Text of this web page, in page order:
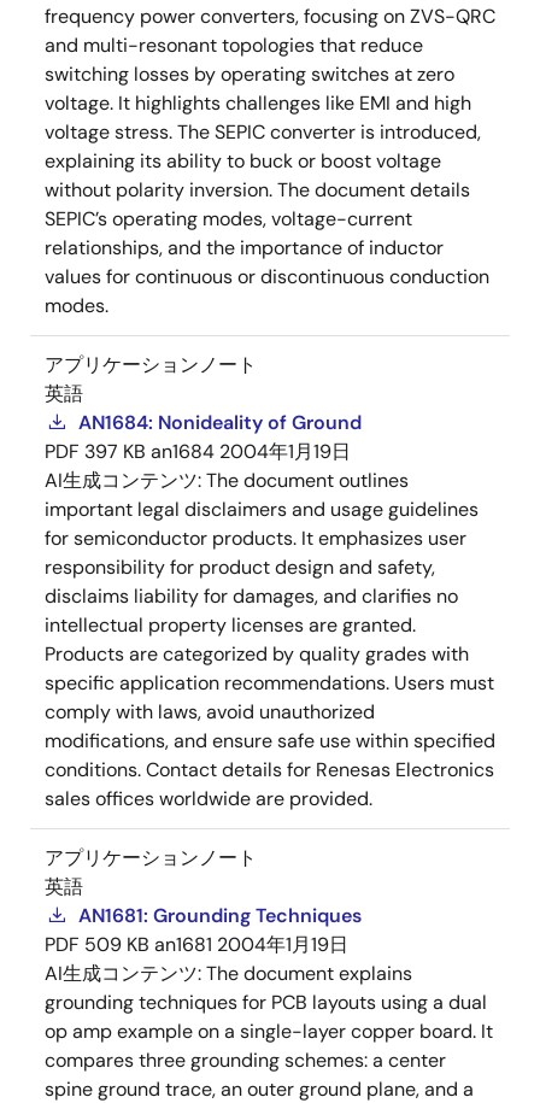
frequency power converters, focusing on ZVS-QRC
and multi-resonant topologies that reduce
switching losses by operating switches at zero
voltage. It highlights challenges like EMI and high
voltage stress. The SEPIC converter is introduced,
explaining its ability to buck or boost voltage
without polarity inversion. The document details
SEPIC’s operating modes, voltage-current
relationships, and the importance of inductor
values for continuous or discontinuous conduction
modes.
アプリケーションノート
英語
AN1684: Nonideality of Ground
PDF 397 KB an1684 2004年1月19日
AI生成コンテンツ:The document outlines
important legal disclaimers and usage guidelines
for semiconductor products. It emphasizes user
responsibility for product design and safety,
disclaims liability for damages, and clarifies no
intellectual property licenses are granted.
Products are categorized by quality grades with
specific application recommendations. Users must
comply with laws, avoid unauthorized
modifications, and ensure safe use within specified
conditions. Contact details for Renesas Electronics
sales offices worldwide are provided.
アプリケーションノート
英語
AN1681: Grounding Techniques
PDF 509 KB an1681 2004年1月19日
AI生成コンテンツ:The document explains
grounding techniques for PCB layouts using a dual
op amp example on a single-layer copper board. It
compares three grounding schemes: a center
spine ground trace, an outer ground plane, and a